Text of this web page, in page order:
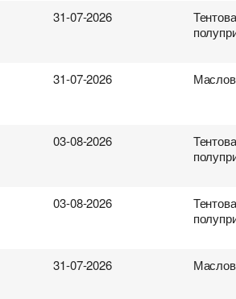
загрузки
загрузки31-07-2026
31-07-2026
03-08-2026
03-08-2026
31-07-2026
загрузки
загрузки